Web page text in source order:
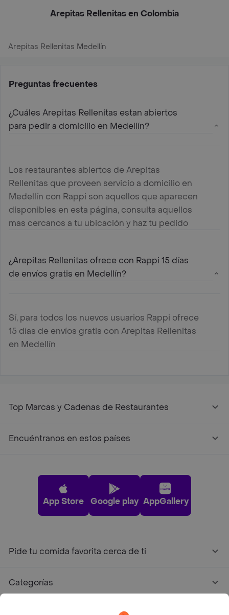
Arepitas Rellenitas en Colombia
Arepitas Rellenitas Medellín
Preguntas frecuentes
¿Cuáles Arepitas Rellenitas estan abiertos
para pedir a domicilio en Medellín?
Los restaurantes abiertos de Arepitas
Rellenitas que proveen servicio a domicilio en
Medellín con Rappi son aquellos que aparecen
disponibles en esta página, consulta aquellos
mas cercanos a tu ubicación y haz tu pedido
¿Arepitas Rellenitas ofrece con Rappi 15 días
de envíos gratis en Medellín?
Sí, para todos los nuevos usuarios Rappi ofrece
15 días de envíos gratis con Arepitas Rellenitas
en Medellín
Top Marcas y Cadenas de Restaurantes
Encuéntranos en estos países
App Store Google play AppGallery
Pide tu comida favorita cerca de ti
Categorías